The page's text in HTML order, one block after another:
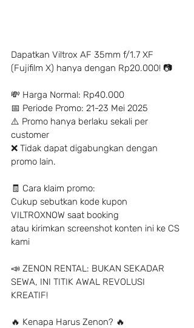
Dapatkan Viltrox AF 35mm f/1.7 XF
(Fujifilm X) hanya dengan Rp20.000! 📷
💸 Harga Normal: Rp40.000
📅 Periode Promo: 21-23 Mei 2025
⚠️ Promo hanya berlaku sekali per
customer
❌ Tidak dapat digabungkan dengan
promo lain.
🧾 Cara klaim promo:
Cukup sebutkan kode kupon
VILTROXNOW saat booking
atau kirimkan screenshot konten ini ke CS
kami
📣 ZENON RENTAL: BUKAN SEKADAR
SEWA, INI TITIK AWAL REVOLUSI
KREATIF!
🔥 Kenapa Harus Zenon? 🔥